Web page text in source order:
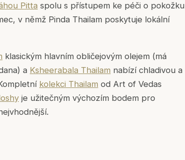
Pitta spolu s přístupem ke péči o pokožku
v němž Pinda Thailam poskytuje lokální
klasickým hlavním obličejovým olejem (má
a Ksheerabala Thailam nabízí chladivou a
kolekci Thailam od Art of Vedas
je užitečným výchozím bodem pro